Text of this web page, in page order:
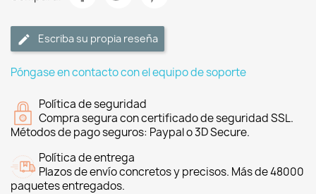
Escriba su propia reseña
Póngase en contacto con el equipo de soporte
Política de seguridad
Compra segura con certificado de seguridad SSL.
Métodos de pago seguros: Paypal o 3D Secure.
Política de entrega
Plazos de envío concretos y precisos. Más de 48000
paquetes entregados.